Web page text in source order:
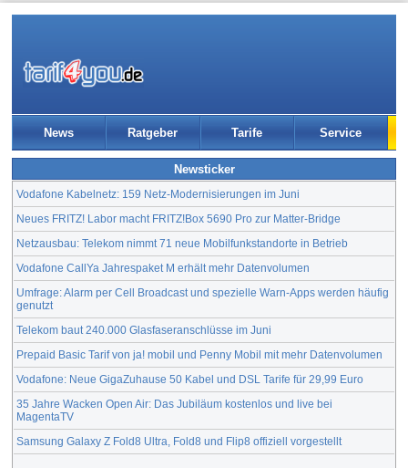
News Ratgeber Tarife Service
Newsticker
Vodafone Kabelnetz: 159 Netz-Modernisierungen im Juni
Neues FRITZ! Labor macht FRITZ!Box 5690 Pro zur Matter-Bridge
Netzausbau: Telekom nimmt 71 neue Mobilfunkstandorte in Betrieb
Vodafone CallYa Jahrespaket M erhält mehr Datenvolumen
Umfrage: Alarm per Cell Broadcast und spezielle Warn-Apps werden häufig
genutzt
Telekom baut 240.000 Glasfaseranschlüsse im Juni
Prepaid Basic Tarif von ja! mobil und Penny Mobil mit mehr Datenvolumen
Vodafone: Neue GigaZuhause 50 Kabel und DSL Tarife für 29,99 Euro
35 Jahre Wacken Open Air: Das Jubiläum kostenlos und live bei
MagentaTV
Samsung Galaxy Z Fold8 Ultra, Fold8 und Flip8 offiziell vorgestellt